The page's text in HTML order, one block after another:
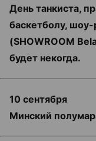
День танкиста,
баскетболу,
(SHOWROOM
будет некогда.
10 сентября
Минский